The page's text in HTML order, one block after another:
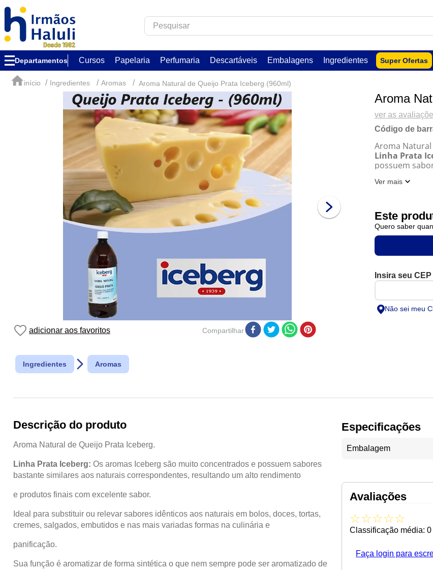
Pesquisar
Departamentos Cursos Papelaria Perfumaria Descartáveis Embalagens Ingredientes Super Ofertas
Ingredientes Aromas Aroma Natural de Queijo Prata Iceberg (960ml)
Compartilhar
Ingredientes Aromas
Aroma
ver as
Código de
Aroma Natural
Linha Prata
possuem
e produtos
Ver mais
Este
Quero saber
Não sei meu
Descrição do produto
Aroma Natural de Queijo Prata Iceberg.
Linha Prata Iceberg: Os aromas Iceberg são muito concentrados e possuem sabores
bastante similares aos naturais correspondentes, resultando um alto rendimento
e produtos finais com excelente sabor.
Ideal para substituir ou relevar sabores idênticos aos naturais em bolos, doces, tortas,
cremes, salgados, embutidos e nas mais variadas formas na culinária e
panificação.
Sua função é aromatizar de forma sintética o que nem sempre pode ser aromatizado de
Especificações
Embalagem
Avaliações
☆☆☆☆☆
Classificação média: 0
Faça login para
1º
corfix
2º
verzzon
3º
acrilex
4º
forma acetato
caixa
6º
essência
7
via aroma
ambar
9º
alumínio circular
10º pistache